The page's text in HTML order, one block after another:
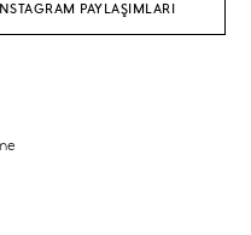
INSTAGRAM PAYLAŞIMLARI